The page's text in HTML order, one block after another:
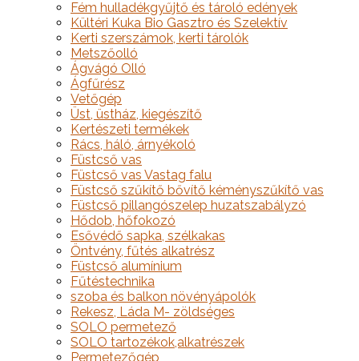
Fém hulladékgyűjtő és tároló edények
Kültéri Kuka Bio Gasztro és Szelektív
Kerti szerszámok, kerti tárolók
Metszőolló
Ágvágó Olló
Ágfűrész
Vetőgép
Üst, üstház, kiegészítő
Kertészeti termékek
Rács, háló, árnyékoló
Füstcső vas
Füstcső vas Vastag falu
Füstcső szűkítő bővítő kéményszűkítő vas
Füstcső pillangószelep huzatszabályzó
Hődob, hőfokozó
Esővédő sapka, szélkakas
Öntvény, fűtés alkatrész
Füstcső alumínium
Fűtéstechnika
szoba és balkon növényápolók
Rekesz, Láda M- zöldséges
SOLO permetező
SOLO tartozékok,alkatrészek
Permetezőgép